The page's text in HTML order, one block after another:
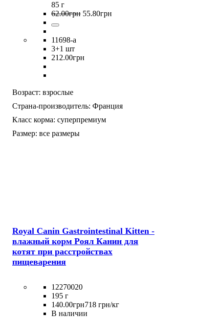
85 г
62.00грн 55.80грн
11698-a
3+1 шт
212.00грн
Возраст: взрослые
Страна-производитель: Франция
Класс корма: суперпремиум
Размер: все размеры
Royal Canin Gastrointestinal Kitten -
влажный корм Роял Канин для
котят при расстройствах
пищеварения
12270020
195 г
140.00грн718 грн/кг
В наличии